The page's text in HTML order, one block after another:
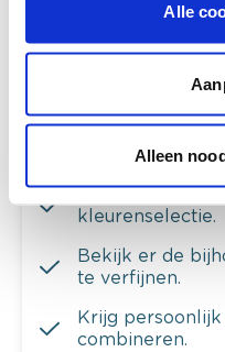
Alle
Alleen
Krijg ineens
van je muren.
Bekijk je
Ontdek er
kleurenselectie.
Bekijk er de
te verfijnen.
Krijg
combineren.